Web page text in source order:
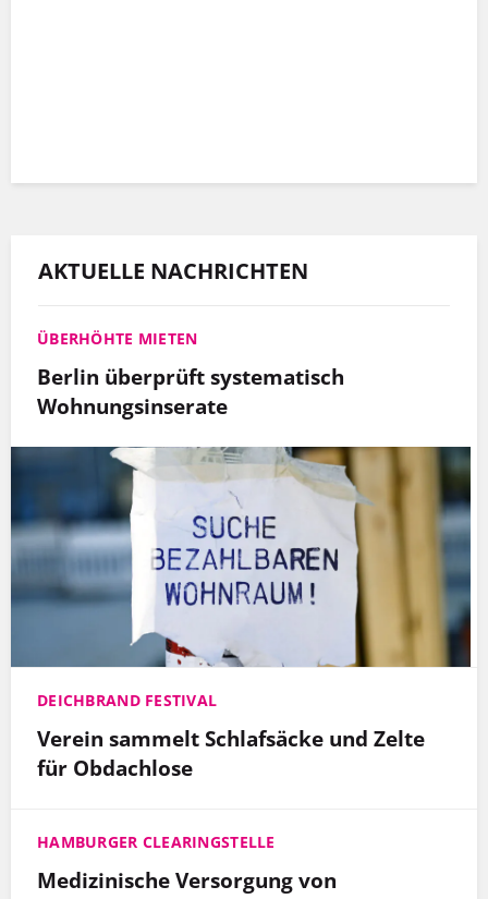
AKTUELLE NACHRICHTEN
ÜBERHÖHTE MIETEN
Berlin überprüft systematisch
Wohnungsinserate
DEICHBRAND FESTIVAL
Verein sammelt Schlafsäcke und Zelte
für Obdachlose
HAMBURGER CLEARINGSTELLE
Medizinische Versorgung von